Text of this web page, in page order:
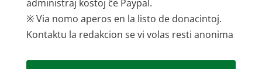
administraj kostoj ĉe Paypal.
※ Via nomo aperos en la listo de donacintoj.
Kontaktu la redakcion se vi volas resti anonima